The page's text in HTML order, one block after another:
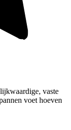
vaste
voet hoeven